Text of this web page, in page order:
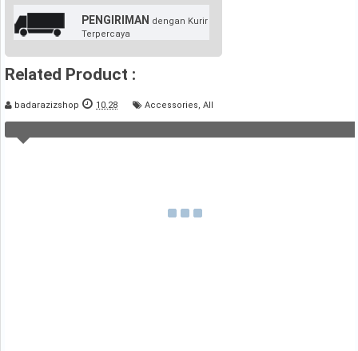
PENGIRIMAN dengan Kurir
Terpercaya
Related Product :
badarazizshop 10.28 Accessories All